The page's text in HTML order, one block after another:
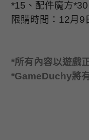
*15 、配件魔方*30
限購時間： 12月 9
*所有內容以遊戲
*GameDuchy將